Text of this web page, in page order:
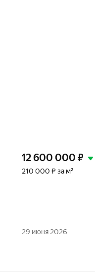
12 600 000 ₽
210 000 ₽ за м²
29 июня 2026